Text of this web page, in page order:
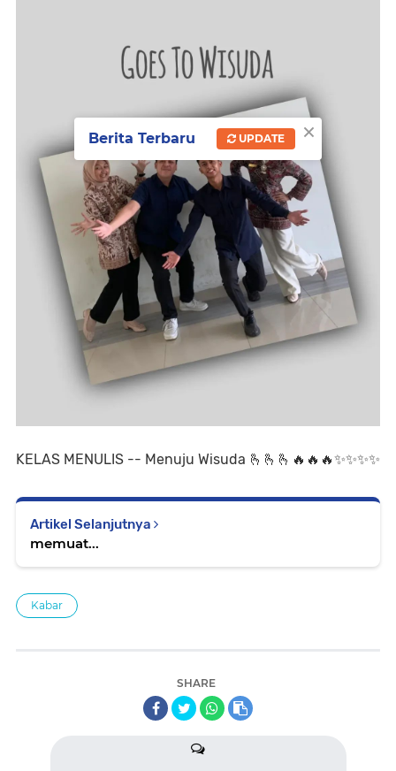
KELAS MENULIS -- Menuju Wisuda 🫰🫰🫰🔥🔥🔥✨️✨️✨️✨️
Artikel Selanjutnya
memuat...
Kabar
SHARE
×
Berita Terbaru UPDATE